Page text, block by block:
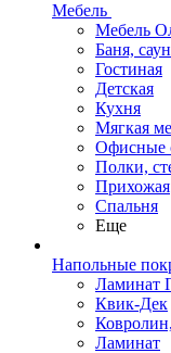
Мебель
Мебель
Баня,
Гостиная
Детская
Кухня
Мягкая
Офисные
Полки,
Прихожая
Спальня
Еще
Напольные
Ламинат
Квик-Дек
Ламинат